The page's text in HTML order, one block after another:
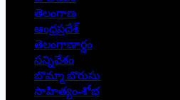
తెలంగాణ
ఆంధ్రప్రదేశ్
తెలంగాణార్థం
సన్నివేశం
బొమ్మా బొరుసు
సాహిత్యం-శోభ